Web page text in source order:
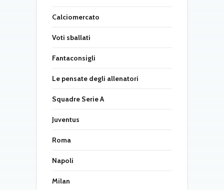
Calciomercato
Voti sballati
Fantaconsigli
Le pensate degli allenatori
Squadre Serie A
Juventus
Roma
Napoli
Milan